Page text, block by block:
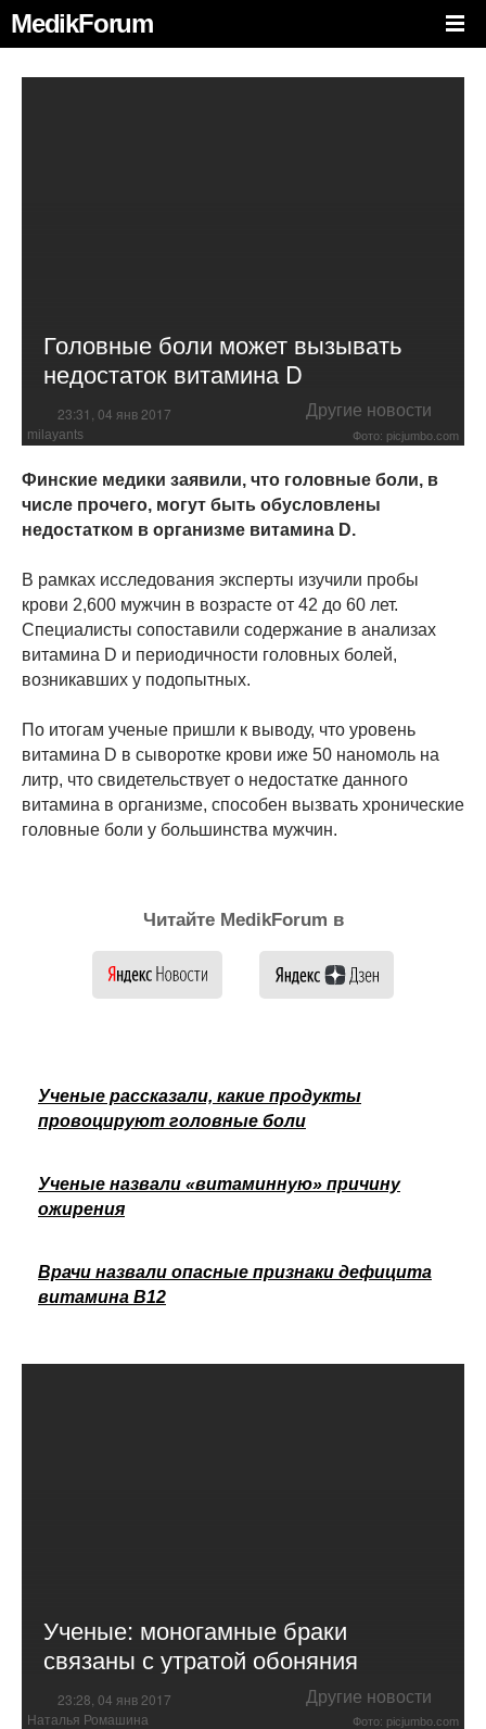
MedikForum
Головные боли может вызывать
недостаток витамина D
23:31, 04 янв 2017 Другие новости
milayants Фото: picjumbo.com
Финские медики заявили, что головные боли, в
числе прочего, могут быть обусловлены
недостатком в организме витамина D.
В рамках исследования эксперты изучили пробы
крови 2,600 мужчин в возрасте от 42 до 60 лет.
Специалисты сопоставили содержание в анализах
витамина D и периодичности головных болей,
возникавших у подопытных.
По итогам ученые пришли к выводу, что уровень
витамина D в сыворотке крови иже 50 наномоль на
литр, что свидетельствует о недостатке данного
витамина в организме, способен вызвать хронические
головные боли у большинства мужчин.
Читайте MedikForum в
Ученые рассказали, какие продукты
провоцируют головные боли
Ученые назвали «витаминную» причину
ожирения
Врачи назвали опасные признаки дефицита
витамина В12
Ученые: моногамные браки
связаны с утратой обоняния
23:28, 04 янв 2017 Другие новости
Наталья Ромашина Фото: picjumbo.com